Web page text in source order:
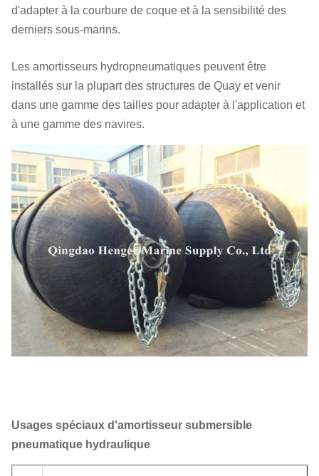
d'adapter à la courbure de coque et à la sensibilité des
derniers sous-marins.
Les amortisseurs hydropneumatiques peuvent être
installés sur la plupart des structures de Quay et venir
dans une gamme des tailles pour adapter à l'application et
à une gamme des navires.
Usages spéciaux d'amortisseur submersible
pneumatique hydraulique